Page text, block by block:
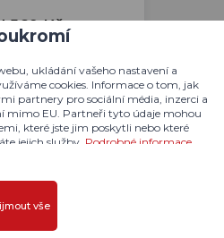
569 Kč
produktu
ukládání vašeho nastavení a
cookies. Informace o tom, jak
partnery pro sociální média, inzerci a
mimo EU. Partneři tyto údaje mohou
které jste jim poskytli nebo které
jejich služby. Podrobné informace
vše